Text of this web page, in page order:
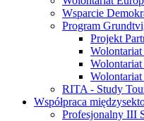
Wsparcie
Program
Projekt
Wolontariat
RITA - Study
Współpraca
Profesjonalny III